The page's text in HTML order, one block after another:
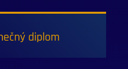
diplom